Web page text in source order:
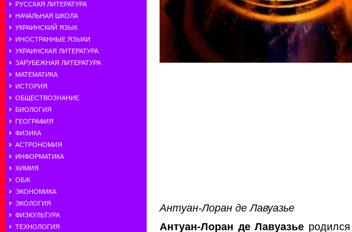
РУССКАЯ ЛИТЕРАТУРА
НАЧАЛЬНАЯ ШКОЛА
УКРАИНСКИЙ ЯЗЫК
ИНОСТРАННЫЕ ЯЗЫКИ
УКРАИНСКАЯ ЛИТЕРАТУРА
ЗАРУБЕЖНАЯ ЛИТЕРАТУРА
МАТЕМАТИКА
ИСТОРИЯ
ОБЩЕСТВОЗНАНИЕ
БИОЛОГИЯ
ГЕОГРАФИЯ
ФИЗИКА
АСТРОНОМИЯ
ИНФОРМАТИКА
ХИМИЯ
ОБЖ
ЭКОНОМИКА
ЭКОЛОГИЯ
ФИЗКУЛЬТУРА
ТЕХНОЛОГИЯ
Антуан-Лоран де Лавуазье
Антуан-Лоран де Лавуазье